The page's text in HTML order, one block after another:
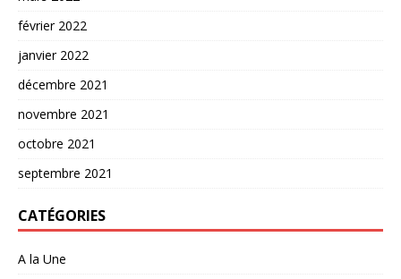
février 2022
janvier 2022
décembre 2021
novembre 2021
octobre 2021
septembre 2021
CATÉGORIES
A la Une